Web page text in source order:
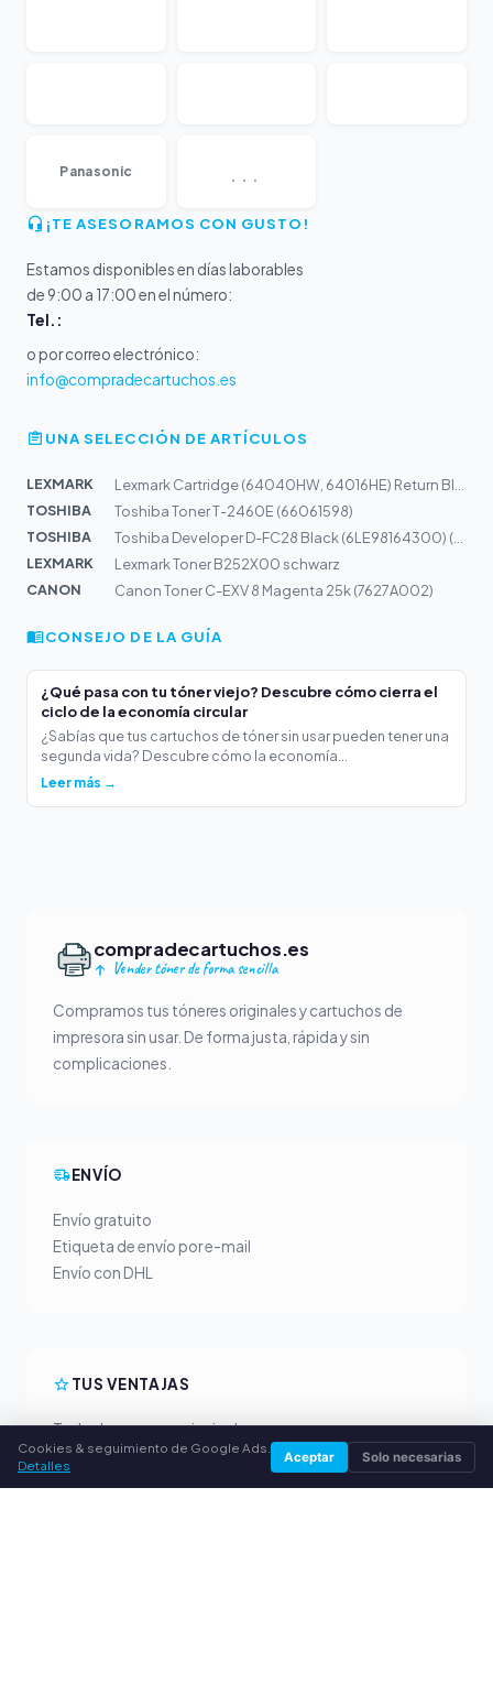
Panasonic ...
¡TE ASESORAMOS CON GUSTO!
Estamos disponibles en días laborables
de 9:00 a 17:00 en el número:
Tel.:
o por correo electrónico:
info@compradecartuchos.es
UNA SELECCIÓN DE ARTÍCULOS
LEXMARK
TOSHIBA
Toshiba Toner T-2460E (66061598)
TOSHIBA
LEXMARK
Lexmark Toner B252X00 schwarz
CANON
Canon Toner C-EXV 8 Magenta 25k (7627A002)
CONSEJO DE LA GUÍA
¿Qué pasa con tu tóner viejo? Descubre cómo cierra el
ciclo de la economía circular
¿Sabías que tus cartuchos de tóner sin usar pueden tener una
segunda vida? Descubre cómo la economía...
Leer más →
compradecartuchos.es
Vender tóner de forma sencilla
Compramos tus tóneres originales y cartuchos de
impresora sin usar. De forma justa, rápida y sin
complicaciones.
ENVÍO
Envío gratuito
Etiqueta de envío por e-mail
Envío con DHL
TUS VENTAJAS
Todas las marcas principales
Precios de compra justos
Cookies & seguimiento de Google Ads.
Detalles
Aceptar Solo necesarias